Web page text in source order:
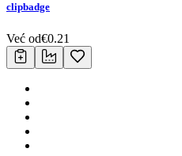
clipbadge
Već od€0.21